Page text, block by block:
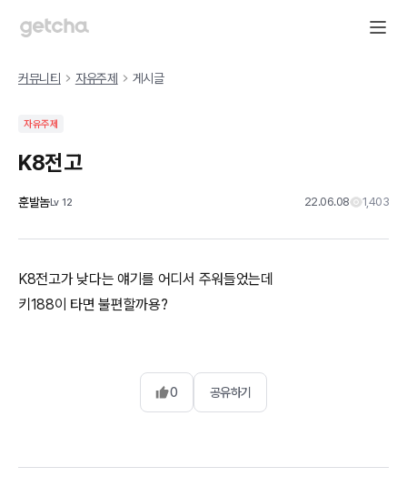
커뮤니티 자유주제 게시글
자유주제
K8전고
훈발놈Lv 12 22.06.08 1,403
K8전고가 낮다는 얘기를 어디서 주워들었는데
키188이 타면 불편할까용?
0 공유하기